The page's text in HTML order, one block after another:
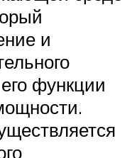
и
функции